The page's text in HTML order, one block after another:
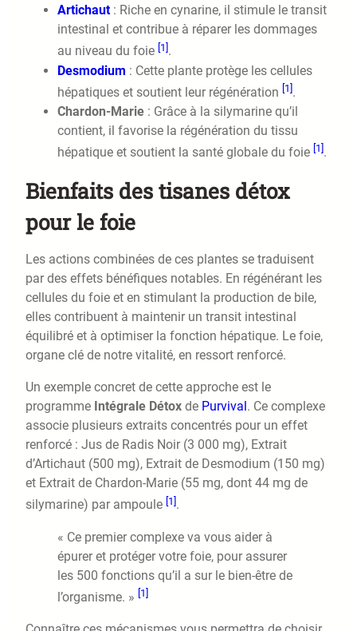
Artichaut: Riche en cynarine, il stimule le transit
intestinal et contribue à réparer les dommages
au niveau du foie [1].
Desmodium : Cette plante protège les cellules
hépatiques et soutient leur régénération [1].
Chardon-Marie : Grâce à la silymarine qu’il
contient, il favorise la régénération du tissu
hépatique et soutient la santé globale du foie [1] .
Bienfaits des tisanes détox
pour le foie
Les actions combinées de ces plantes se traduisent
par des effets bénéfiques notables. En régénérant les
cellules du foie et en stimulant la production de bile,
elles contribuent à maintenir un transit intestinal
équilibré et à optimiser la fonction hépatique. Le foie,
organe clé de notre vitalité, en ressort renforcé.
Un exemple concret de cette approche est le
programme Intégrale Détox de Purvival . Ce complexe
associe plusieurs extraits concentrés pour un effet
renforcé : Jus de Radis Noir (3 000 mg), Extrait
d’Artichaut (500 mg), Extrait de Desmodium (150 mg)
et Extrait de Chardon-Marie (55 mg, dont 44 mg de
silymarine) par ampoule [1].
« Ce premier complexe va vous aider à
épurer et protéger votre foie, pour assurer
les 500 fonctions qu’il a sur le bien-être de
l’organisme. » [1]